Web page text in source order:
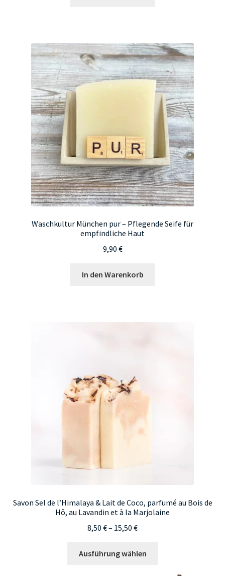
Waschkultur München pur – Pflegende Seife für
empfindliche Haut
9,90 €
In den Warenkorb
Savon Sel de l’Himalaya & Lait de Coco, parfumé au Bois de
Hô, au Lavandin et à la Marjolaine
8,50 €– 15,50 €Preisspanne:
bis
Ausführung wählen